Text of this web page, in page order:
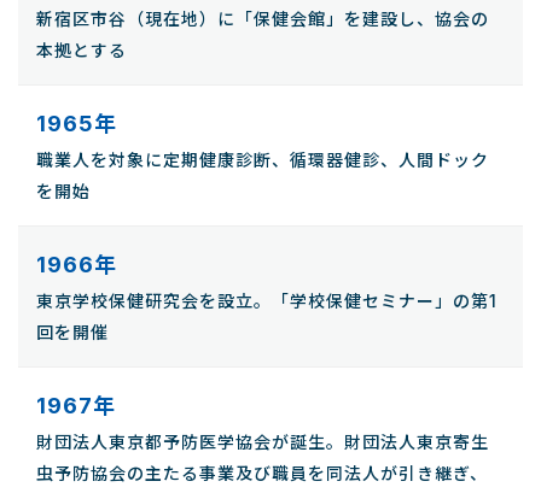
新宿区市谷（現在地）に「保健会館」を建設し、協会の
本拠とする
1965年
職業人を対象に定期健康診断、循環器健診、人間ドック
を開始
1966年
東京学校保健研究会を設立。「学校保健セミナー」の第1
回を開催
1967年
財団法人東京都予防医学協会が誕生。財団法人東京寄生
虫予防協会の主たる事業及び職員を同法人が引き継ぎ、